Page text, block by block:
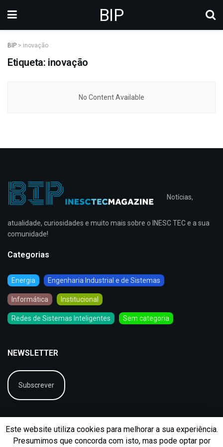
BIP
BIP > inovação
Etiqueta: inovação
No Content Available
Notícias,
atualidade, curiosidades e muito mais sobre o INESC TEC e a sua
comunidade!
Categorias
Energia Engenharia Industrial e de Sistemas
Informática Institucional
Redes de Sistemas Inteligentes Sem categoria
NEWSLETTER
Subscrever
Este website utiliza cookies para melhorar a sua experiência.
Presumimos que concorda com isto, mas pode optar por